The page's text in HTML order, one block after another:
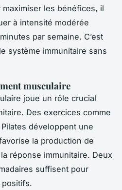
maximiser les bénéfices, il
à intensité modérée
par semaine. C’est
système immunitaire sans
musculaire
joue un rôle crucial
Des exercices comme
développent une
la production de
réponse immunitaire. Deux
suffisent pour